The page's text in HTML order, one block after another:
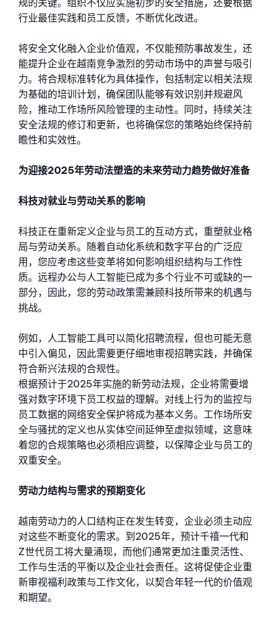
规的关键。组织不仅应实施初步的安全措施，还要根据
行业最佳实践和员工反馈，不断优化改进。
将安全文化融入企业价值观，不仅能预防事故发生，还
能提升企业在越南竞争激烈的劳动市场中的声誉与吸引
力。将合规标准转化为具体操作，包括制定以相关法规
为基础的培训计划，确保团队能够有效识别并规避风
险，推动工作场所风险管理的主动性。同时，持续关注
安全法规的修订和更新，也将确保您的策略始终保持前
瞻性和实效性。
为迎接2025年劳动法塑造的未来劳动力趋势做好准备
科技对就业与劳动关系的影响
科技正在重新定义企业与员工的互动方式，重塑就业格
局与劳动关系。随着自动化系统和数字平台的广泛应
用，您应考虑这些变革将如何影响组织结构与工作性
质。远程办公与人工智能已成为多个行业不可或缺的一
部分，因此，您的劳动政策需兼顾科技所带来的机遇与
挑战。
例如，人工智能工具可以简化招聘流程，但也可能无意
中引入偏见，因此需要更仔细地审视招聘实践，并确保
符合新兴法规的合规性。
根据预计于2025年实施的新劳动法规，企业将需要增
强对数字环境下员工权益的理解。对线上行为的监控与
员工数据的网络安全保护将成为基本义务。工作场所安
全与骚扰的定义也从实体空间延伸至虚拟领域，这意味
着您的合规策略也必须相应调整，以保障企业与员工的
双重安全。
劳动力结构与需求的预期变化
越南劳动力的人口结构正在发生转变，企业必须主动应
对这些不断变化的需求。到2025年，预计千禧一代和
Z世代员工将大量涌现，而他们通常更加注重灵活性、
工作与生活的平衡以及企业社会责任。这将促使企业重
新审视福利政策与工作文化，以契合年轻一代的价值观
和期望。